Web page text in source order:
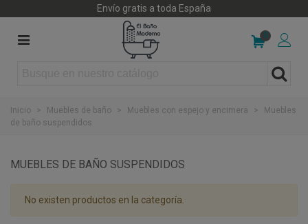
Envío gratis a toda España
0
Inicio > Muebles de baño > Muebles con espejo y encimera >
Muebles
de baño suspendidos
MUEBLES DE BAÑO SUSPENDIDOS
No existen productos en la categoría.